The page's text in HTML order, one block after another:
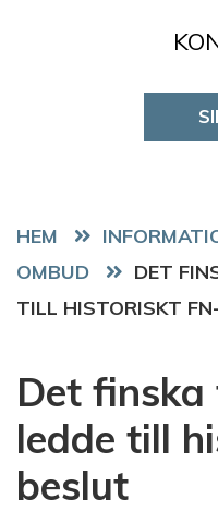
HEM
OMBUD
DET
TILL HISTORISKT
Det
ledde till
beslut